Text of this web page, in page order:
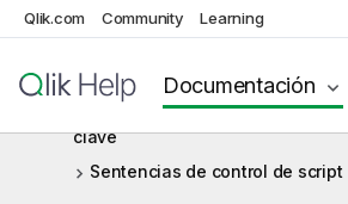
Qlik.com Community Learning
Documentación
Naur?
Sentencias de script y palabras
clave
Sentencias de control de script